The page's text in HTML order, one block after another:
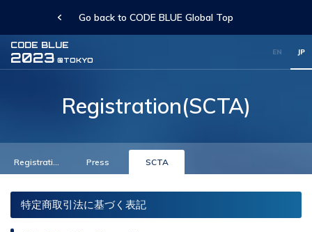
Go back to CODE BLUE Global Top
CODE BLUE
2023 @TOKYO
EN JP
Registration(SCTA)
Registration Press SCTA
特定商取引法に基づく表記